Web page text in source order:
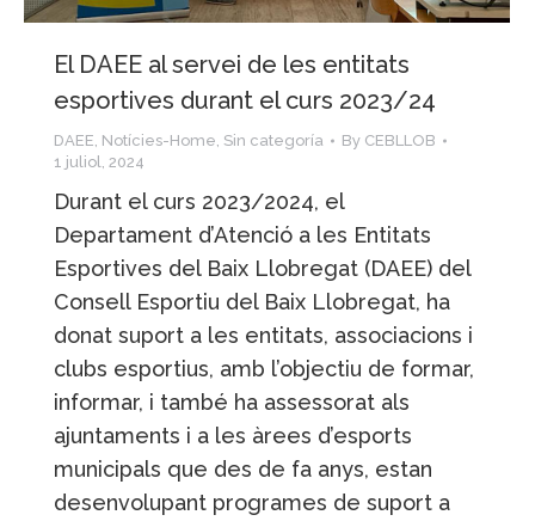
El DAEE al servei de les entitats
esportives durant el curs 2023/24
DAEE, Notícies-Home, Sin categoría By CEBLLOB
1 juliol, 2024
Durant el curs 2023/2024, el
Departament d’Atenció a les Entitats
Esportives del Baix Llobregat (DAEE) del
Consell Esportiu del Baix Llobregat, ha
donat suport a les entitats, associacions i
clubs esportius, amb l’objectiu de formar,
informar, i també ha assessorat als
ajuntaments i a les àrees d’esports
municipals que des de fa anys, estan
desenvolupant programes de suport a